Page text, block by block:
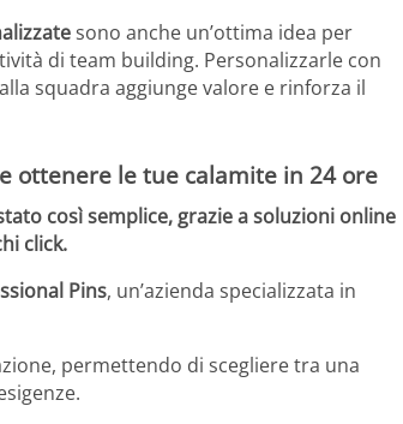
sono anche un’ottima idea per
di team building. Personalizzarle con
squadra aggiunge valore e rinforza il
ottenere le tue calamite in 24 ore
così semplice, grazie a soluzioni online
click.
Pins, un’azienda specializzata in
permettendo di scegliere tra una